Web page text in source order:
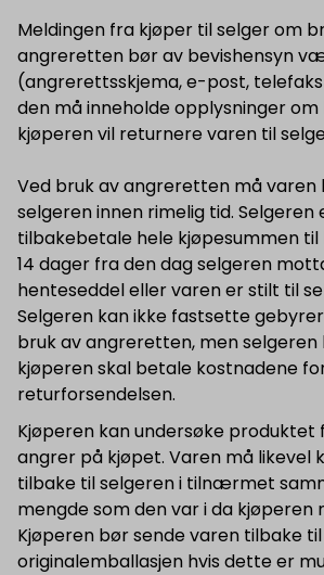
Meldingen fra kjøper til selger om
angreretten bør av bevishensyn
(angrerettsskjema, e-post,
den må inneholde opplysninger
kjøperen vil returnere varen til
Ved bruk av angreretten må varen
selgeren innen rimelig tid.
tilbakebetale hele kjøpesummen til
14 dager fra den dag selgeren
henteseddel eller varen er stilt til
Selgeren kan ikke fastsette
bruk av angreretten, men selgeren
kjøperen skal betale kostnadene
returforsendelsen.
Kjøperen kan undersøke produktet
angrer på kjøpet. Varen må likevel
tilbake til selgeren i tilnærmet
mengde som den var i da kjøperen
Kjøperen bør sende varen tilbake
originalemballasjen hvis dette er